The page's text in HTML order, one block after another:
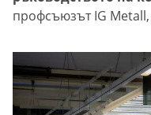
профсъюзът IG